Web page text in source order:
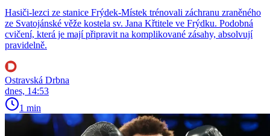
Hasiči-lezci ze stanice Frýdek-Místek trénovali záchranu zraněného
ze Svatojánské věže kostela sv. Jana Křtitele ve Frýdku. Podobná
cvičení, která je mají připravit na komplikované zásahy, absolvují
pravidelně.
Ostravská Drbna
dnes, 14:53
1 min